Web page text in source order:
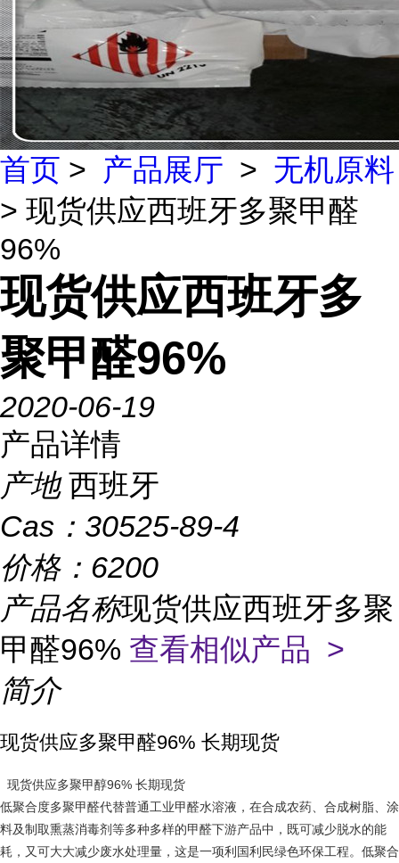
首页 > 产品展厅 > 无机原料
> 现货供应西班牙多聚甲醛
96%
现货供应西班牙多
聚甲醛96%
2020-06-19
产品详情
产地 西班牙
Cas： 30525-89-4
价格： 6200
产品名称现货供应西班牙多聚
甲醛96% 查看相似产品 >
简介
现货供应多聚甲醛96% 长期现货
现货供应多聚甲醇96% 长期现货
低聚合度多聚甲醛代替普通工业甲醛水溶液 ，在合成农药 、合成树脂 、涂
料及制取熏蒸消毒剂等多种多样的甲醛下游产品中，既可减少脱水的能
耗，又可大大减少废水处理量，这是一项利国利民绿色环保工程。低聚合